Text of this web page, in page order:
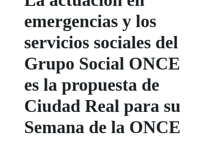
emergencias y los
servicios sociales del
Grupo Social ONCE
es la propuesta de
Ciudad Real para su
Semana de la ONCE